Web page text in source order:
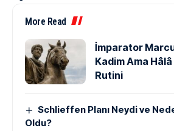
More Read
İmparator
Kadim Ama
Rutini
Schlieffen Planı Neydi ve
Oldu?